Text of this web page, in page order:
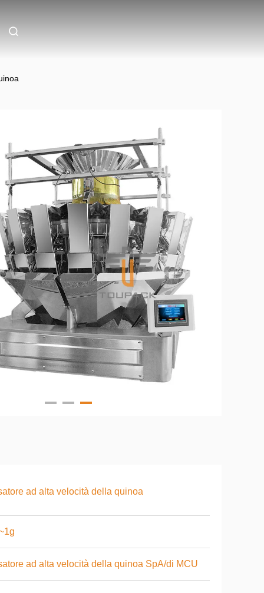
ad alta velocità della quinoa
ad alta velocità della quinoa SpA/di MCU